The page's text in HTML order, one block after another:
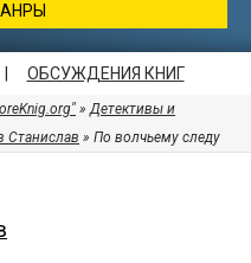
ОБСУЖДЕНИЯ КНИГ
»Детективы и
Станислав » По волчьему следу